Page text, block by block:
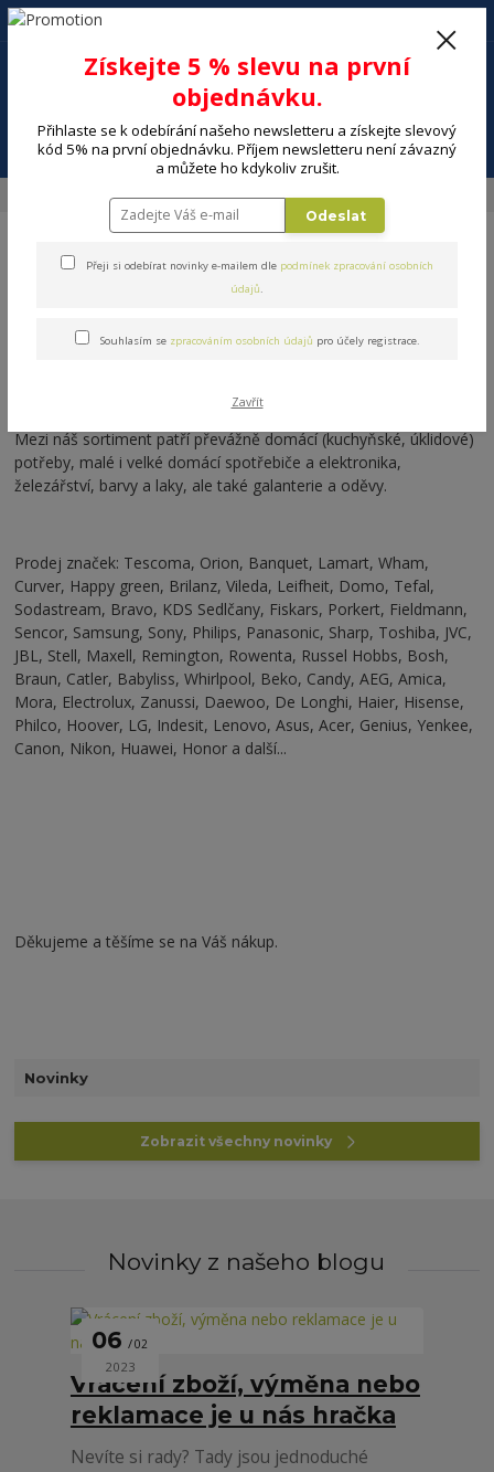
Menu
+420 602 494 600
Novinky
Zobrazit všechny novinky
Mezi náš sortiment patří převážně domácí (kuchyňské, úklidové)
potřeby, malé i velké domácí spotřebiče a elektronika,
železářství, barvy a laky, ale také galanterie a oděvy.
Prodej značek: Tescoma, Orion, Banquet, Lamart, Wham,
Curver, Happy green, Brilanz, Vileda, Leifheit, Domo, Tefal,
Sodastream, Bravo, KDS Sedlčany, Fiskars, Porkert, Fieldmann,
Sencor, Samsung, Sony, Philips, Panasonic, Sharp, Toshiba, JVC,
JBL, Stell, Maxell, Remington, Rowenta, Russel Hobbs, Bosh,
Braun, Catler, Babyliss, Whirlpool, Beko, Candy, AEG, Amica,
Mora, Electrolux, Zanussi, Daewoo, De Longhi, Haier, Hisense,
Philco, Hoover, LG, Indesit, Lenovo, Asus, Acer, Genius, Yenkee,
Canon, Nikon, Huawei, Honor a další...
Děkujeme a těšíme se na Váš nákup.
Novinky z našeho blogu
06 02
2023
Vrácení zboží, výměna nebo
reklamace je u nás hračka
Nevíte si rady? Tady jsou jednoduché
Získejte 5 % slevu na první
objednávku.
Přihlaste se k odebírání našeho newsletteru a získejte slevový
kód 5% na první objednávku. Příjem newsletteru není závazný
a můžete ho kdykoliv zrušit.
Odeslat
Přeji si odebírat novinky e-mailem dle podmínek zpracování osobních
údajů.
Souhlasím se zpracováním osobních údajů pro účely registrace.
Zavřít